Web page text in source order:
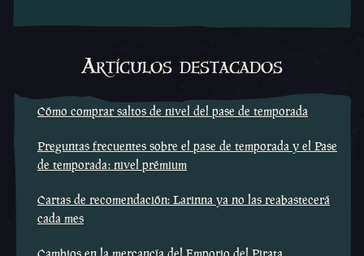
Artículos destacados
Cómo comprar saltos de nivel del pase de temporada
Preguntas frecuentes sobre el pase de temporada y el Pase
de temporada: nivel prémium
Cartas de recomendación: Larinna ya no las reabastecerá
cada mes